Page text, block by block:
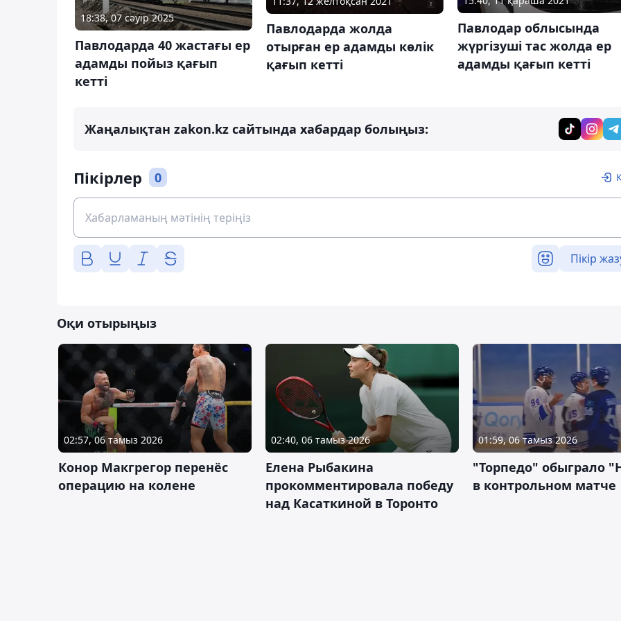
18:38, 07 сәуір 2025
Павлодарда 40 жастағы ер
адамды пойыз қағып
кетті
Павлодарда жолда
отырған ер адамды көлік
қағып кетті
Павлодар облысында
жүргізуші тас жолда ер
адамды қағып кетті
Жаңалықтан zakon.kz сайтында хабардар болыңыз:
Пікірлер 0
Пікір
Оқи отырыңыз
02:57, 06 тамыз 2026
Конор Макгрегор перенёс
операцию на колене
02:40, 06 тамыз 2026
Елена Рыбакина
прокомментировала победу
над Касаткиной в Торонто
01:59, 06 тамыз 2026
"Торпедо" обыграло
в контрольном матче